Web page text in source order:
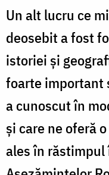
Un alt lucru ce
deosebit a fost
istoriei și
foarte important
a cunoscut în
și care ne oferă
ales în răstimpul